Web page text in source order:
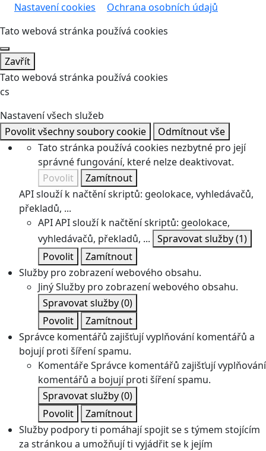
Nastavení cookies
Ochrana osobních údajů
Tato webová stránka používá cookies
Zavřít
Tato webová stránka používá cookies
cs
Nastavení všech služeb
Povolit všechny soubory cookie
Odmítnout vše
Tato stránka používá cookies nezbytné pro její
správné fungování, které nelze deaktivovat.
Povolit
Zamítnout
API slouží k načtění skriptů: geolokace, vyhledávačů,
překladů, ...
APIAPI slouží k načtění skriptů: geolokace,
vyhledávačů, překladů, ... Spravovat služby(1)
Povolit
Zamítnout
Služby pro zobrazení webového obsahu.
JinýSlužby pro zobrazení webového obsahu.
Spravovat služby(0)
Povolit
Zamítnout
Správce komentářů zajišťují vyplňování komentářů a
bojují proti šíření spamu.
KomentářeSprávce komentářů zajišťují vyplňování
komentářů a bojují proti šíření spamu.
Spravovat služby(0)
Povolit
Zamítnout
Služby podpory ti pomáhají spojit se s týmem stojícím
za stránkou a umožňují ti vyjádřit se k jejím